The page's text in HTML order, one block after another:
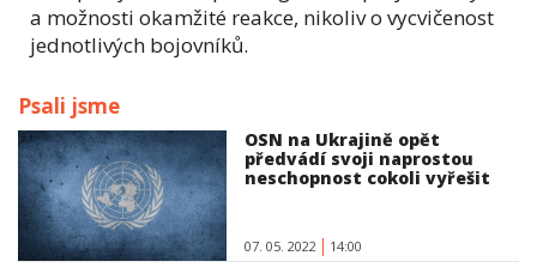
a možnosti okamžité reakce, nikoliv o vycvičenost
jednotlivých bojovníků.
Psali jsme
OSN na Ukrajině opět
předvádí svoji naprostou
neschopnost cokoli vyřešit
07. 05. 2022 14:00